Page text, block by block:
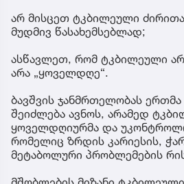
არ მისცეთ ტკბილეული
მუდმივ წასახემსებლად;
ასწავლეთ, რომ ტკბილეული
არა „ყოველდღე“.
ბავშვის ჯანმრთელობას ერთმა
შეიძლება ავნოს, არამედ
ყოველდღიურმა და
რომელიც ზრდის კარიესის,
მეტაბოლური პრობლემების